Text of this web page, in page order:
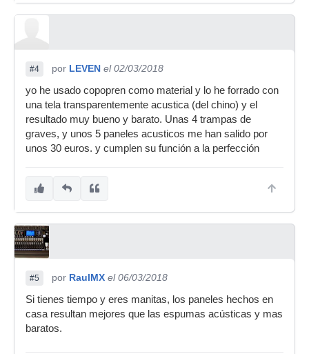
#4 por LEVEN el 02/03/2018
yo he usado copopren como material y lo he forrado con
una tela transparentemente acustica (del chino) y el
resultado muy bueno y barato. Unas 4 trampas de
graves, y unos 5 paneles acusticos me han salido por
unos 30 euros. y cumplen su función a la perfección
#5 por RaulMX el 06/03/2018
Si tienes tiempo y eres manitas, los paneles hechos en
casa resultan mejores que las espumas acústicas y mas
baratos.